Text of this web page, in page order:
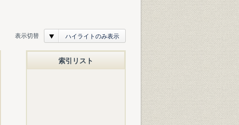
表示切替 ハイライトのみ表示
索引リスト